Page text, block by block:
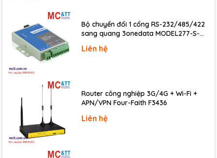
Overvoltage Protection
Relay Output
Channels
Type
Contact Rating
24 ~ 265 VAC @ 1A
5 A @ 30 VDC
Leakage
Current
Operate Time
Bộ chuyển đổi 1 cổng RS-232/485/422
sang quang 3onedata MODEL277-S-
20KM)
Liên hệ
Router công nghiệp 3G/4G + Wi-Fi +
APN/VPN Four-Faith F3436
Liên hệ